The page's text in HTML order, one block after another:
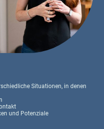
Situationen, in denen
und Potenziale